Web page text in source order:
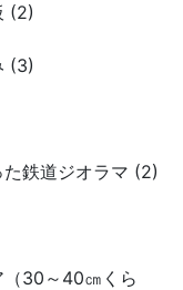
(2)
(3)
た鉄道ジオラマ (2)
（30～40㎝くら